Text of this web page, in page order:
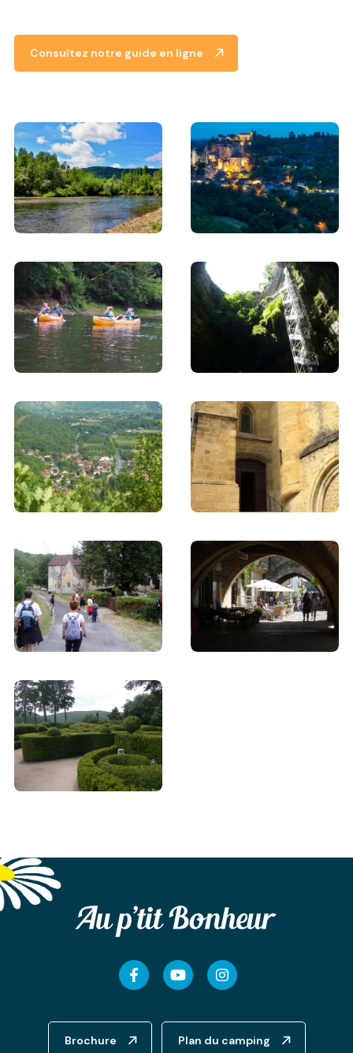
Consultez notre guide en ligne
FacebookYoutubeInstagram
Brochure Plan du camping